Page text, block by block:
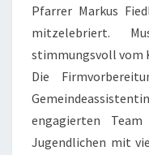
Pfarrer Markus
mitzelebriert.
stimmungsvoll vom
Die
engagierten
Jugendlichen mit